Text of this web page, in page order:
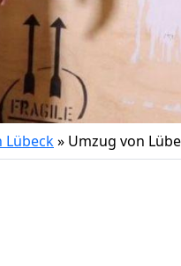
Lübeck» Umzug von